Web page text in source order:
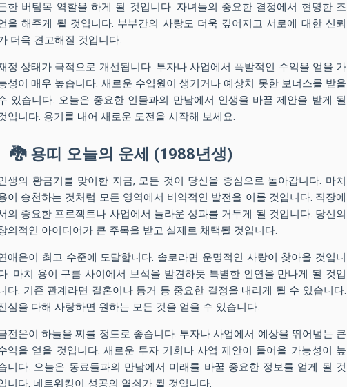
한 버팀목 역할을 하게 될 것입니다. 자녀들의 중요한 결정에서 현명한 조
을 해주게 될 것입니다. 부부간의 사랑도 더욱 깊어지고 서로에 대한 신뢰
더욱 견고해질 것입니다.
정 상태가 극적으로 개선됩니다. 투자나 사업에서 폭발적인 수익을 얻을 가
성이 매우 높습니다. 새로운 수입원이 생기거나 예상치 못한 보너스를 받을
있습니다. 오늘은 중요한 인물과의 만남에서 인생을 바꿀 제안을 받게 될
입니다. 용기를 내어 새로운 도전을 시작해 보세요.
🐉 용띠 오늘의 운세 (1988년생)
생의 황금기를 맞이한 지금, 모든 것이 당신을 중심으로 돌아갑니다. 마치
이 승천하는 것처럼 모든 영역에서 비약적인 발전을 이룰 것입니다. 직장에
의 중요한 프로젝트나 사업에서 놀라운 성과를 거두게 될 것입니다. 당신의
의적인 아이디어가 큰 주목을 받고 실제로 채택될 것입니다.
애운이 최고 수준에 도달합니다. 솔로라면 운명적인 사랑이 찾아올 것입니
. 마치 용이 구름 사이에서 보석을 발견하듯 특별한 인연을 만나게 될 것입
다. 기존 관계라면 결혼이나 동거 등 중요한 결정을 내리게 될 수 있습니다.
심을 다해 사랑하면 원하는 모든 것을 얻을 수 있습니다.
전운이 하늘을 찌를 정도로 좋습니다. 투자나 사업에서 예상을 뛰어넘는 큰
익을 얻을 것입니다. 새로운 투자 기회나 사업 제안이 들어올 가능성이 높
니다. 오늘은 동료들과의 만남에서 미래를 바꿀 중요한 정보를 얻게 될 것
니다. 네트워킹이 성공의 열쇠가 될 것입니다.